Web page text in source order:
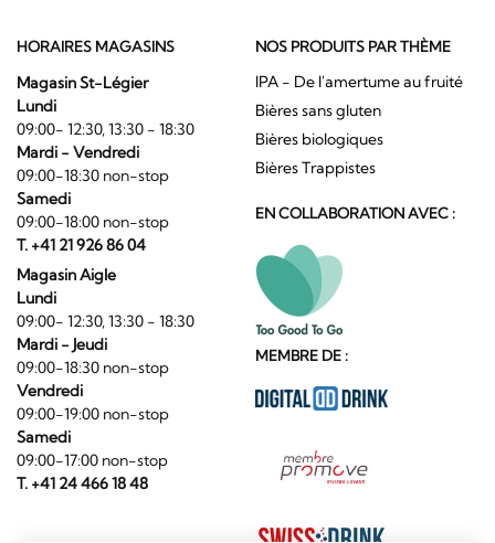
HORAIRES MAGASINS
Magasin St-Légier
Lundi
09:00- 12:30, 13:30 - 18:30
Mardi - Vendredi
09:00-18:30 non-stop
Samedi
09:00-18:00 non-stop
T. +41 21 926 86 04
Magasin Aigle
Lundi
09:00- 12:30, 13:30 - 18:30
Mardi - Jeudi
09:00-18:30 non-stop
Vendredi
09:00-19:00 non-stop
Samedi
09:00-17:00 non-stop
T. +41 24 466 18 48
NOS PRODUITS PAR THÈME
IPA - De l'amertume au fruité
Bières sans gluten
Bières biologiques
Bières Trappistes
EN COLLABORATION AVEC :
MEMBRE DE :